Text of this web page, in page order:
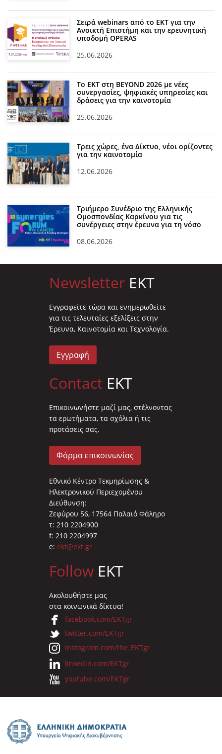
Σειρά webinars από το ΕΚΤ για την
Ανοικτή Επιστήμη και την ερευνητική
υποδομή OPERAS
25.06.2026
Το ΕΚΤ στη BEYOND 2026 με νέες
συνεργασίες, ψηφιακές υπηρεσίες και
δράσεις για την καινοτομία
25.06.2026
Τρεις χώρες, ένα Δίκτυο, νέοι ορίζοντες
για την καινοτομία
12.06.2026
Τριήμερο Συνέδριο της Ελληνικής
Ομοσπονδίας Καρκίνου για τις
συνέργειες στην έρευνα για τη νόσο
08.06.2026
Newsletter EKT
Eγγραφείτε τώρα και ενημερωθείτε
για τις τελευταίες εξελίξεις στην
Έρευνα, Καινοτομία και Τεχνολογία.
Εγγραφή
Contact EKT
Επικοινωνήστε μαζί μας, στέλνοντας
τα ερωτήματα, τα σχόλια ή τις
προτάσεις σας.
Φόρμα επικοινωνίας
Εθνικό Κέντρο Τεκμηρίωσης &
Ηλεκτρονικού Περιεχομένου
Διεύθυνση:
Ζεφύρου 56, 17564 Παλαιό Φάληρο
τ: 210 2204900
f: 210 2204997
e: ekt@ekt.gr
Follow EKT
Ακολουθήστε μας
στα κοινωνικά δίκτυα!
facebook.com/EKTgr
twitter.com/EKTgr
instagram.com/the_EKTgr
linkedin.com/EKTgr
youtube.com/EKTgr